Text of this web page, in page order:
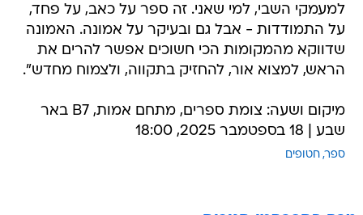
למעמקי השבי, למי שאני. זה ספר על כאב, על פחד,
על התמודדות - אבל גם ובעיקר על אמונה. האמונה
שדווקא מהמקומות הכי חשוכים אפשר להרים את
הראש, למצוא אור, להחזיק בתקווה, ולצמוח מחדש".
מיקום ושעה: צומת ספרים, מתחם אמות, B7 באר
שבע | 18 בספטמבר 2025, 18:00
ספר חטופים